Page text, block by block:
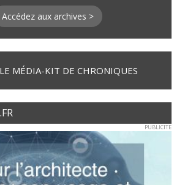
Accédez aux archives >
MÉDIA-KIT DE CHRONIQUES
PUBLICITE